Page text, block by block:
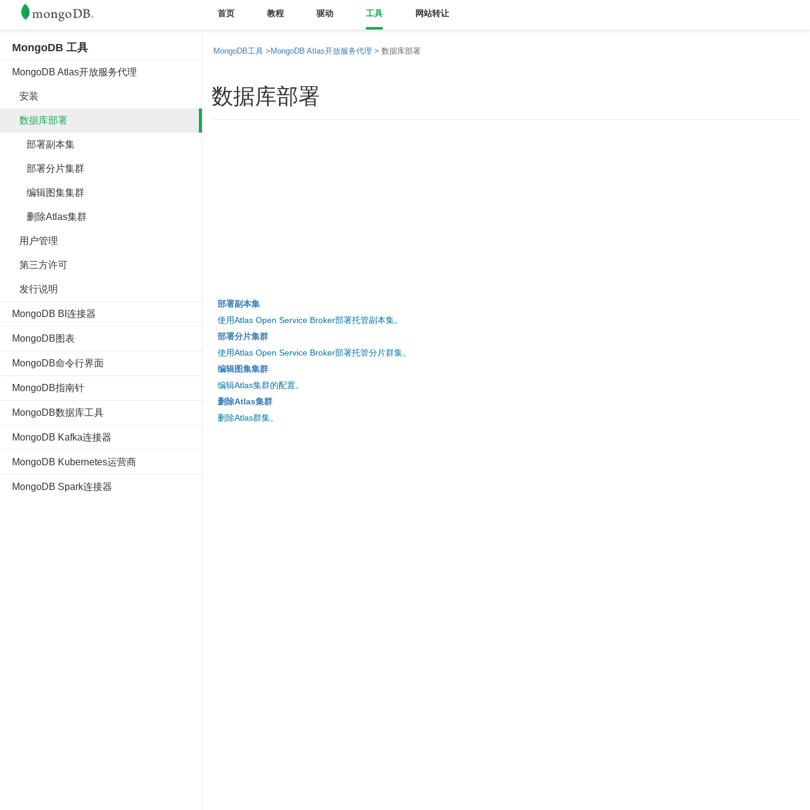
首页 教程 驱动 工具 网站转让
MongoDB 工具
MongoDB Atlas开放服务代理
安装
数据库部署
部署副本集
部署分片集群
编辑图集集群
删除Atlas集群
用户管理
第三方许可
发行说明
MongoDB BI连接器
MongoDB图表
MongoDB命令行界面
MongoDB指南针
MongoDB数据库工具
MongoDB Kafka连接器
MongoDB Kubernetes运营商
MongoDB Spark连接器
MongoDB工具 > MongoDB Atlas开放服务代理 > 数据库部署
数据库部署
部署副本集
使用Atlas Open Service Broker部署托管副本集。
部署分片集群
使用Atlas Open Service Broker部署托管分片群集。
编辑图集集群
编辑Atlas集群的配置。
删除Atlas集群
删除Atlas群集。